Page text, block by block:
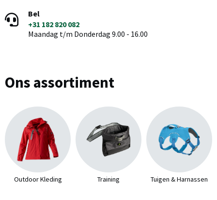
Bel
+31 182 820 082
Maandag t/m Donderdag 9.00 - 16.00
Ons assortiment
Outdoor Kleding Training Tuigen & Harnassen